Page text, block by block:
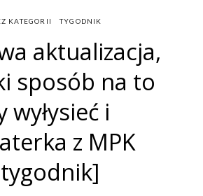
KATEGORII TYGODNIK
aktualizacja,
sposób na to
wyłysieć i
z MPK